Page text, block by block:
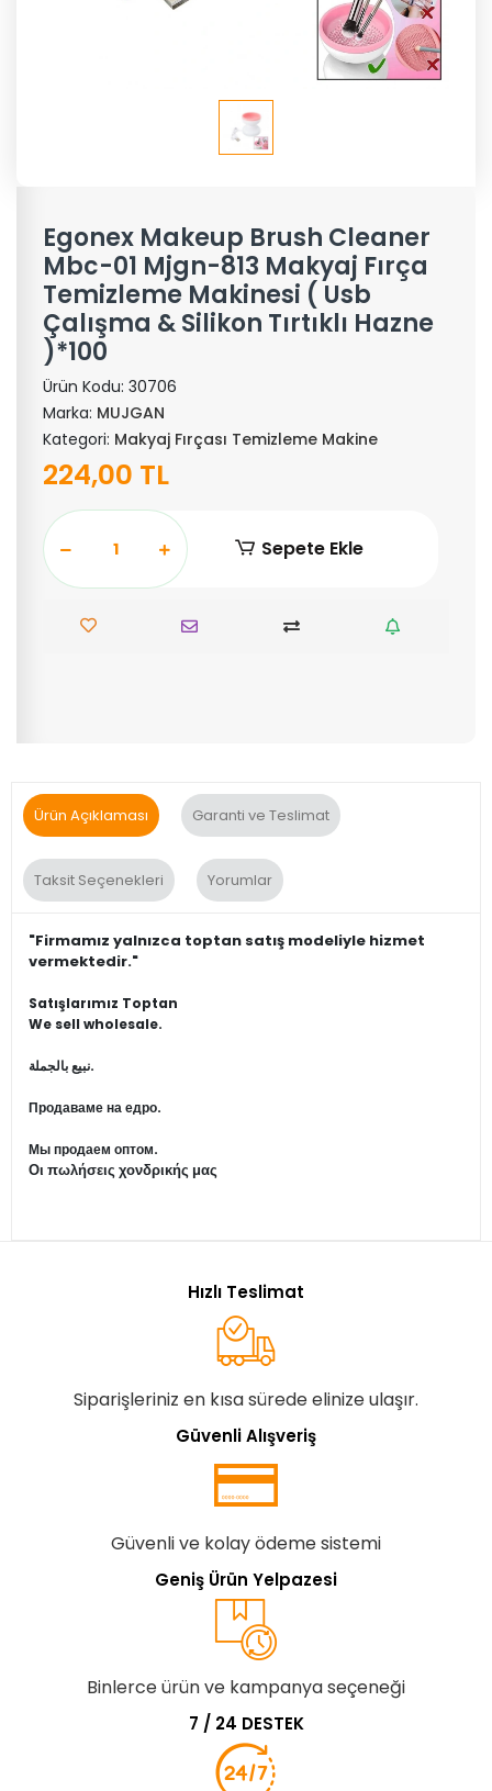
Egonex Makeup Brush Cleaner
Mbc-01 Mjgn-813 Makyaj Fırça
Temizleme Makinesi ( Usb
Çalışma & Silikon Tırtıklı Hazne
)*100
Ürün Kodu: 30706
Marka: MUJGAN
Kategori: Makyaj Fırçası Temizleme Makine
224,00 TL
Sepete Ekle
Ürün Açıklaması Garanti ve Teslimat
Taksit Seçenekleri Yorumlar
"Firmamız yalnızca toptan satış modeliyle hizmet
vermektedir."
Satışlarımız Toptan
We sell wholesale.
نبيع بالجملة.
Продаваме на едро.
Мы продаем оптом.
Οι πωλήσεις χονδρικής μας
Hızlı Teslimat
Siparişleriniz en kısa sürede elinize ulaşır.
Güvenli Alışveriş
Güvenli ve kolay ödeme sistemi
Geniş Ürün Yelpazesi
Binlerce ürün ve kampanya seçeneği
7 / 24 DESTEK